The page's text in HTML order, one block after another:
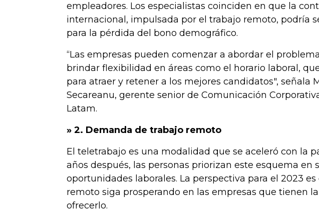
empleadores. Los especialistas coinciden en que la
internacional, impulsada por el trabajo remoto, podría
para la pérdida del bono demográfico.
“Las empresas pueden comenzar a abordar el
brindar flexibilidad en áreas como el horario laboral,
para atraer y retener a los mejores candidatos", señala
Secareanu, gerente senior de Comunicación
Latam.
» 2. Demanda de trabajo remoto
El teletrabajo es una modalidad que se aceleró con la
años después, las personas priorizan este esquema en
oportunidades laborales. La perspectiva para el 2023
remoto siga prosperando en las empresas que tienen
ofrecerlo.